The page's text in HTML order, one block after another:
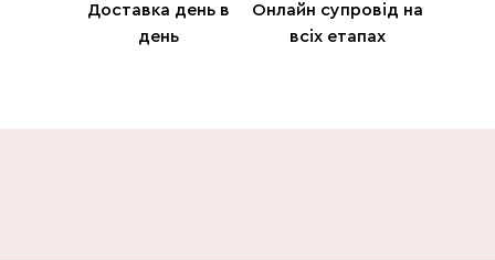
Доставка день в
день
Онлайн супровід на
всіх етапах